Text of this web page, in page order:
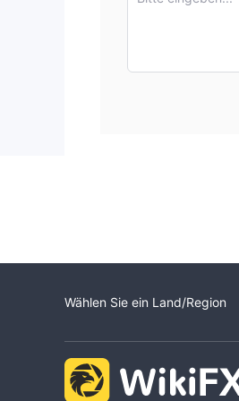
fraglich und die
Händler können
dynamische und
Möglichkeiten für das
an Rohstoffen und
oder weiche (z. B.
Wählen Sie ein Land/Region